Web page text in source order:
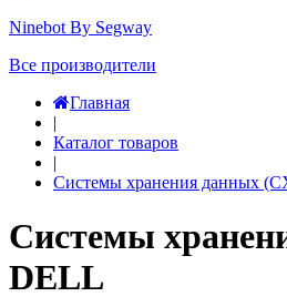
Ninebot By Segway
Все производители
Главная
|
Каталог товаров
|
Системы хранения данных
Системы
DELL